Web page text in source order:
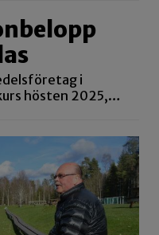
i
hösten 2025,…